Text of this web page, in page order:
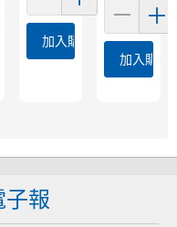
車
加入購物車
加入購物
子報